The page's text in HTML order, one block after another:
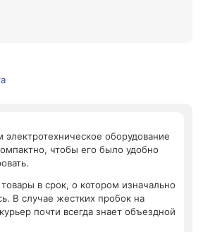
электротехническое оборудование
чтобы его было удобно
в срок, о котором изначально
В случае жестких пробок на
почти всегда знает объездной